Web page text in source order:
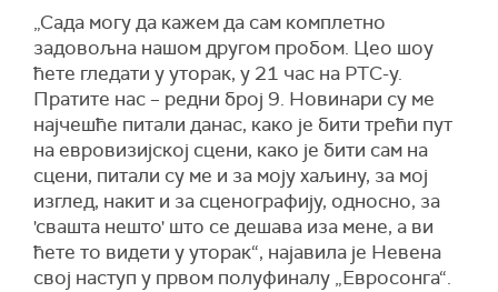
„Сада могу да кажем да сам комплетно
задовољна нашом другом пробом. Цео шоу
ћете гледати у уторак, у 21 час на РТС-у.
Пратите нас – редни број 9. Новинари су ме
најчешће питали данас, како је бити трећи пут
на евровизијској сцени, како је бити сам на
сцени, питали су ме и за моју хаљину, за мој
изглед, накит и за сценографију, односно, за
'свашта нешто' што се дешава иза мене, а ви
ћете то видети у уторак“, најавила је Невена
свој наступ у првом полуфиналу „Евросонга“.